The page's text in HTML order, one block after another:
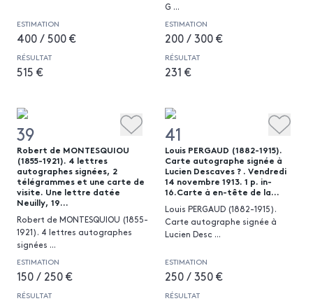
ESTIMATION
400 / 500 €
RÉSULTAT
515 €
G ...
ESTIMATION
200 / 300 €
RÉSULTAT
231 €
39
Robert de MONTESQUIOU
(1855-1921). 4 lettres
autographes signées, 2
télégrammes et une carte de
visite. Une lettre datée
Neuilly, 19...
Robert de MONTESQUIOU (1855-
1921). 4 lettres autographes
signées ...
ESTIMATION
150 / 250 €
RÉSULTAT
41
Louis PERGAUD (1882-1915).
Carte autographe signée à
Lucien Descaves ? . Vendredi
14 novembre 1913. 1 p. in-
16.Carte à en-tête de la...
Louis PERGAUD (1882-1915).
Carte autographe signée à
Lucien Desc ...
ESTIMATION
250 / 350 €
RÉSULTAT